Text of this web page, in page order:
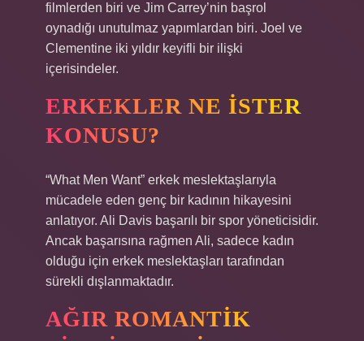
filmlerden biri ve Jim Carrey’nin başrol
oynadığı unutulmaz yapımlardan biri. Joel ve
Clementine iki yıldır keyifli bir ilişki
içerisindeler.
ERKEKLER NE ISTER
KONUSU?
“What Men Want” erkek meslektaşlarıyla
mücadele eden genç bir kadının hikayesini
anlatıyor. Ali Davis başarılı bir spor yöneticisidir.
Ancak başarısına rağmen Ali, sadece kadın
olduğu için erkek meslektaşları tarafından
sürekli dışlanmaktadır.
AĞIR ROMANTIK